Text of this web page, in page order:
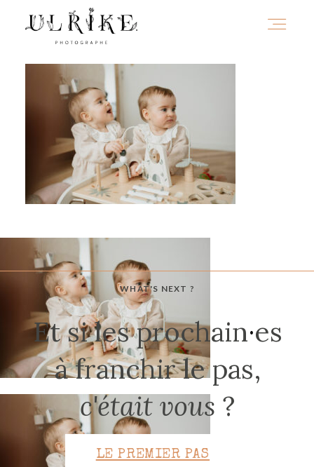
WHAT'S NEXT ?
Et si les prochain·es
à franchir le pas,
c'était vous ?
LE PREMIER PAS
HOME
A PROPOS
PORTFOLIO
JOURNAL
CONTACT